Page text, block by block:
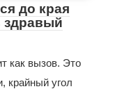
до края
здравый
как вызов. Это
крайный угол